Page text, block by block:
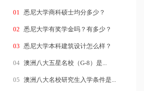
01 悉尼大学商科硕士均分多少？
02 悉尼大学有奖学金吗？有多少？
03 悉尼大学本科建筑设计怎么样？
04 澳洲八大五星名校（G-8）是...
05 澳洲八大名校研究生入学条件是...